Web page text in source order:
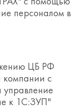
сайтами
также
стоимость
персоналом в
ЦБ РФ
с
к 1С:ЗУП"